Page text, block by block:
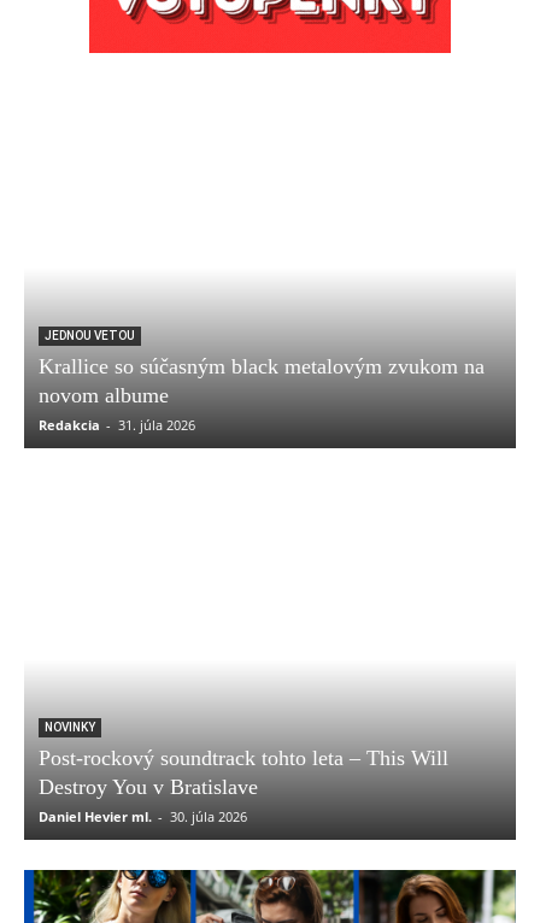
JEDNOU VETOU
Krallice so súčasným black metalovým zvukom na
novom albume
Redakcia - 31. júla 2026
NOVINKY
Post-rockový soundtrack tohto leta – This Will
Destroy You v Bratislave
Daniel Hevier ml. - 30. júla 2026